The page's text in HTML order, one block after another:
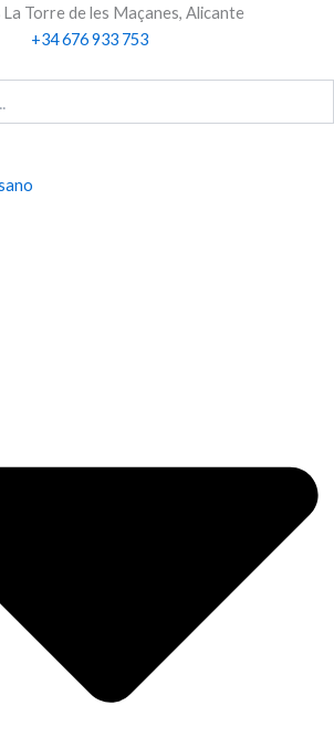
Torre de les Maçanes, Alicante
+34 676 933 753